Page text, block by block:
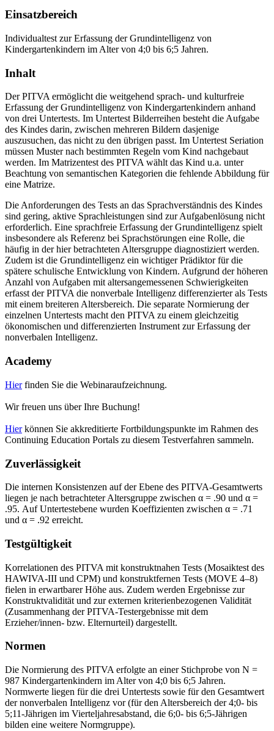
Einsatzbereich
Individualtest zur Erfassung der Grundintelligenz von
Kindergartenkindern im Alter von 4;0 bis 6;5 Jahren.
Inhalt
Der PITVA ermöglicht die weitgehend sprach- und kulturfreie
Erfassung der Grundintelligenz von Kindergartenkindern anhand
von drei Untertests. Im Untertest Bilderreihen besteht die Aufgabe
des Kindes darin, zwischen mehreren Bildern dasjenige
auszusuchen, das nicht zu den übrigen passt. Im Untertest Seriation
müssen Muster nach bestimmten Regeln vom Kind nachgebaut
werden. Im Matrizentest des PITVA wählt das Kind u.a. unter
Beachtung von semantischen Kategorien die fehlende Abbildung für
eine Matrize.
Die Anforderungen des Tests an das Sprachverständnis des Kindes
sind gering, aktive Sprachleistungen sind zur Aufgabenlösung nicht
erforderlich. Eine sprachfreie Erfassung der Grundintelligenz spielt
insbesondere als Referenz bei Sprachstörungen eine Rolle, die
häufig in der hier betrachteten Altersgruppe diagnostiziert werden.
Zudem ist die Grundintelligenz ein wichtiger Prädiktor für die
spätere schulische Entwicklung von Kindern. Aufgrund der höheren
Anzahl von Aufgaben mit altersangemessenen Schwierigkeiten
erfasst der PITVA die nonverbale Intelligenz differenzierter als Tests
mit einem breiteren Altersbereich. Die separate Normierung der
einzelnen Untertests macht den PITVA zu einem gleichzeitig
ökonomischen und differenzierten Instrument zur Erfassung der
nonverbalen Intelligenz.
Academy
Hierfinden Sie die Webinaraufzeichnung.
Wir freuen uns über Ihre Buchung!
Hierkönnen Sie akkreditierte Fortbildungspunkte im Rahmen des
Continuing Education Portals zu diesem Testverfahren sammeln.
Zuverlässigkeit
Die internen Konsistenzen auf der Ebene des PITVA-Gesamtwerts
liegen je nach betrachteter Altersgruppe zwischen α = .90 und α =
.95. Auf Untertestebene wurden Koeffizienten zwischen α = .71
und α = .92 erreicht.
Testgültigkeit
Korrelationen des PITVA mit konstruktnahen Tests (Mosaiktest des
HAWIVA-III und CPM) und konstruktfernen Tests (MOVE 4–8)
fielen in erwartbarer Höhe aus. Zudem werden Ergebnisse zur
Konstruktvalidität und zur externen kriterienbezogenen Validität
(Zusammenhang der PITVA-Testergebnisse mit dem
Erzieher/innen- bzw. Elternurteil) dargestellt.
Normen
Die Normierung des PITVA erfolgte an einer Stichprobe von N =
987 Kindergartenkindern im Alter von 4;0 bis 6;5 Jahren.
Normwerte liegen für die drei Untertests sowie für den Gesamtwert
der nonverbalen Intelligenz vor (für den Altersbereich der 4;0- bis
5;11-Jährigen im Vierteljahresabstand, die 6;0- bis 6;5-Jährigen
bilden eine weitere Normgruppe).